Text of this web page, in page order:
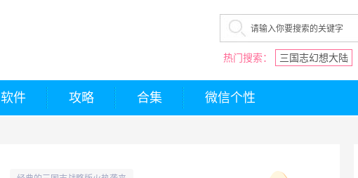
热门搜索： 三国志幻想大陆
软件 攻略 合集 微信个性